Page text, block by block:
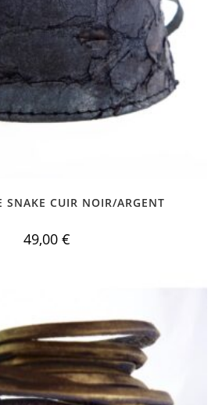
SNAKE CUIR NOIR/ARGENT
49,00 €